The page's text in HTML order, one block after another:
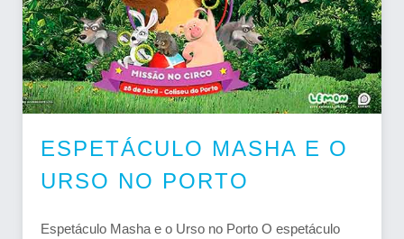
ESPETÁCULO MASHA E O
URSO NO PORTO
Espetáculo Masha e o Urso no Porto O espetáculo